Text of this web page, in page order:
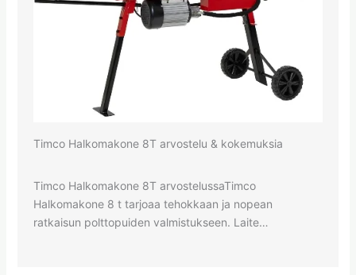
Timco Halkomakone 8T arvostelu & kokemuksia
Timco Halkomakone 8T arvostelussaTimco
Halkomakone 8 t tarjoaa tehokkaan ja nopean
ratkaisun polttopuiden valmistukseen. Laite…